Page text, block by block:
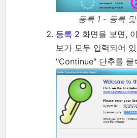
등록 1 - 등록
등록 2 화면을 보면,
보가 모두 입력되어
"Continue" 단추를 클